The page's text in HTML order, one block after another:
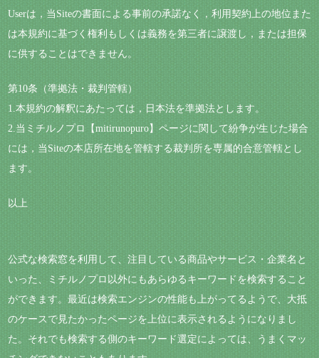
Userは，当Siteの書面による事前の承諾なく，利用契約上の地位また
は本規約に基づく権利もしくは義務を第三者に譲渡し，または担保
に供することはできません。
第10条（準拠法・裁判管轄）
1.本規約の解釈にあたっては，日本法を準拠法とします。
2.当ミチルノプロ【mitirunopuro】ページに関して紛争が生じた場合
には，当Siteの本店所在地を管轄する裁判所を専属的合意管轄とし
ます。
以上
公式な検索窓を利用して、注目している商品やサービス・企業名と
いった、ミチルノプロ以外にもあらゆるキーワードを検索すること
ができます。最近は検索エンジンの性能も上がってるようで、大抵
のケースで見たかったページを上位に表示されるようになりまし
た。それでも検索する側のキーワード選定によっては、うまくマッ